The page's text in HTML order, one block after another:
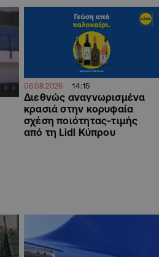
06.08.2026 14:15
Διεθνώς αναγνωρισμένα
κρασιά στην κορυφαία
σχέση ποιότητας-τιμής
από τη Lidl Κύπρου